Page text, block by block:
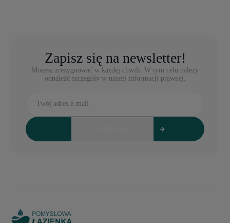
Zapisz się na newsletter!
Możesz zrezygnować w każdej chwili. W tym celu należy
odnaleźć szczegóły w naszej informacji prawnej.